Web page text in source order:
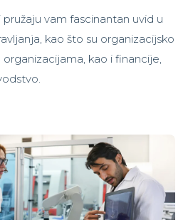
vam fascinantan uvid u
kao što su organizacijsko
kao i financije,